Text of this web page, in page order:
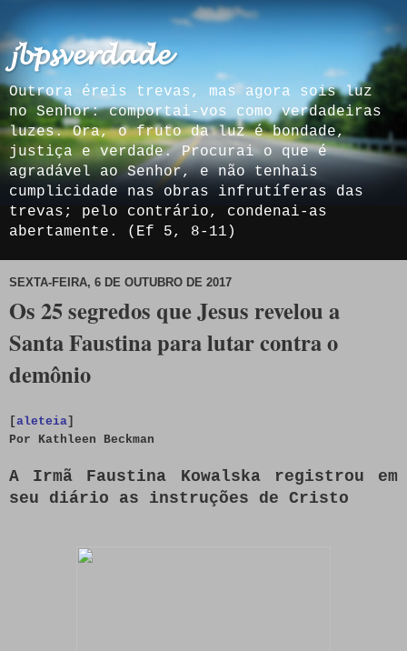
𝓳𝓫𝓹𝓼𝓿𝓮𝓻𝓭𝓪𝓭𝓮
Outrora éreis trevas, mas agora sois luz
no Senhor: comportai-vos como verdadeiras
luzes. Ora, o fruto da luz é bondade,
justiça e verdade. Procurai o que é
agradável ao Senhor, e não tenhais
cumplicidade nas obras infrutíferas das
trevas; pelo contrário, condenai-as
abertamente. (Ef 5, 8-11)
SEXTA-FEIRA, 6 DE OUTUBRO DE 2017
Os 25 segredos que Jesus revelou a
Santa Faustina para lutar contra o
demônio
[aleteia]
Por Kathleen Beckman
A Irmã Faustina Kowalska registrou em
seu diário as instruções de Cristo